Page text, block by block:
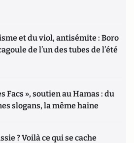
et du viol, antisémite : Boro
de l’un des tubes de l’été
Facs », soutien au Hamas : du
slogans, la même haine
? Voilà ce qui se cache